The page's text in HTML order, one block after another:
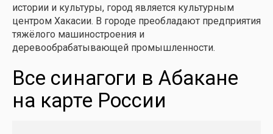
истории и культуры, город является культурным
центром Хакасии. В городе преобладают предприятия
тяжёлого машиностроения и
деревообрабатывающей промышленности.
Все синагоги в Абакане
на карте России